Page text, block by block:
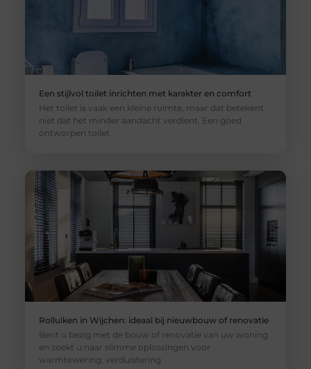
Een stijlvol toilet inrichten met karakter en comfort
Het toilet is vaak een kleine ruimte, maar dat betekent
niet dat het minder aandacht verdient. Een goed
ontworpen toilet
Rolluiken in Wijchen: ideaal bij nieuwbouw of renovatie
Bent u bezig met de bouw of renovatie van uw woning
en zoekt u naar slimme oplossingen voor
warmtewering, verduistering